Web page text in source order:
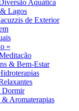
Aquática
Lagos
de Exterior
«
& Bem-Estar
Dormir
& Aromaterapias